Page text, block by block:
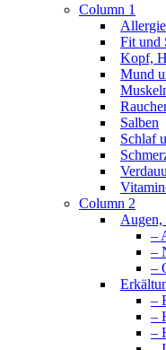
Column 1
Allergie
Fit und
Kopf,
Mund
Salben
Schlaf
Column 2
Augen,
–
–
–
–
–
–